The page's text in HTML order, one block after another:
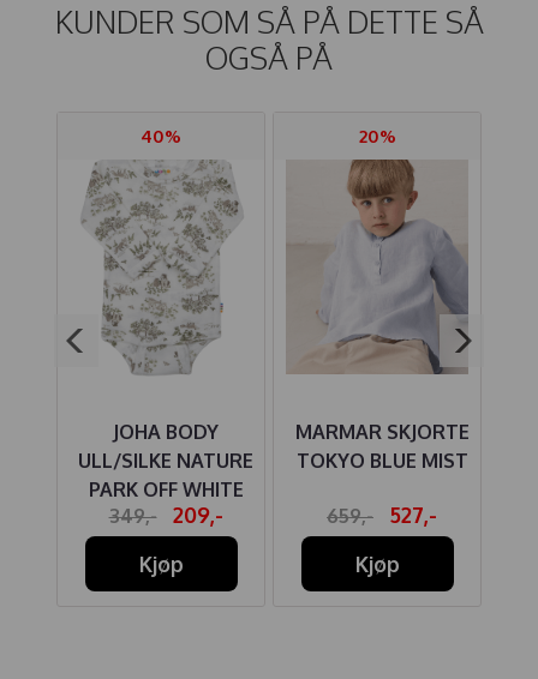
KUNDER SOM SÅ PÅ DETTE SÅ
OGSÅ PÅ
40%
JOHA BODY
ULL/SILKE NATURE
PARK OFF WHITE
349,-
209,-
Kjøp
20%
MARMAR SKJORTE
TOKYO BLUE MIST
659,-
527,-
Kjøp